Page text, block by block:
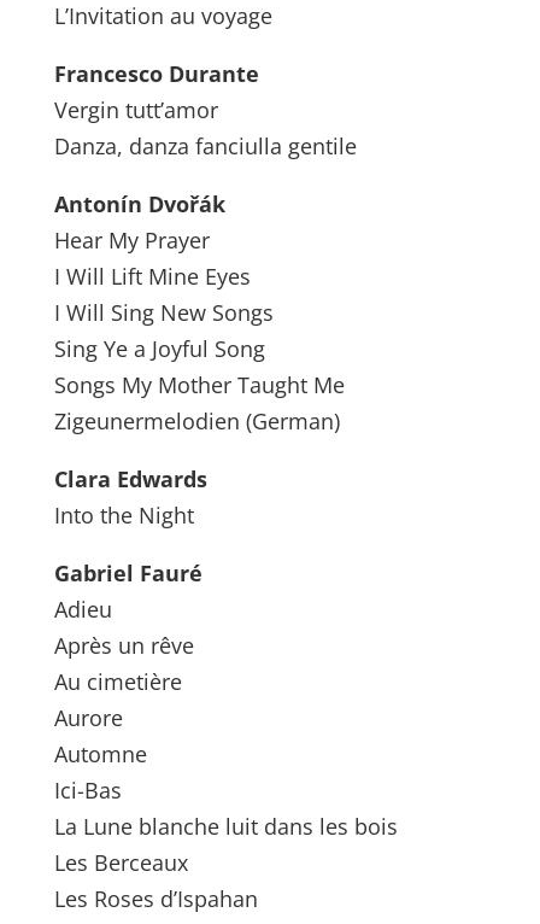
L’Invitation au voyage
Francesco Durante
Vergin tutt’amor
Danza, danza fanciulla gentile
Antonín Dvořák
Hear My Prayer
I Will Lift Mine Eyes
I Will Sing New Songs
Sing Ye a Joyful Song
Songs My Mother Taught Me
Zigeunermelodien (German)
Clara Edwards
Into the Night
Gabriel Fauré
Adieu
Après un rêve
Au cimetière
Aurore
Automne
Ici-Bas
La Lune blanche luit dans les bois
Les Berceaux
Les Roses d’Ispahan